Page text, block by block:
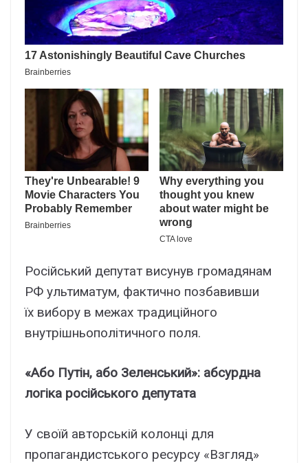
Російський депутат висунув громадянам
РФ ультиматум, фактично позбавивши
їх вибору в межах традиційного
внутрішньополітичного поля.
«Або Путін, або Зеленський»: абсурдна
логіка російського депутата
У своїй авторській колонці для
пропагандистського ресурсу «Взгляд»